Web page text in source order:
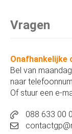
Vragen
Onafhankelijke
Bel van
naar
Of stuur een e-
088 633 00